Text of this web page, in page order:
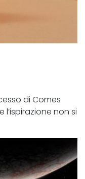
di Comes
l’ispirazione non si